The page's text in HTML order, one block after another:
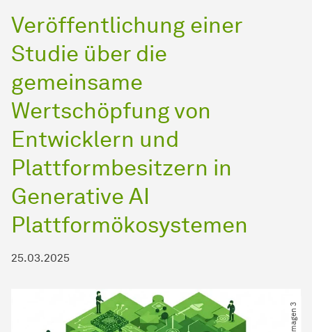
Veröffentlichung einer
Studie über die
gemeinsame
Wertschöpfung von
Entwicklern und
Plattformbesitzern in
Generative AI
Plattformökosystemen
25.03.2025